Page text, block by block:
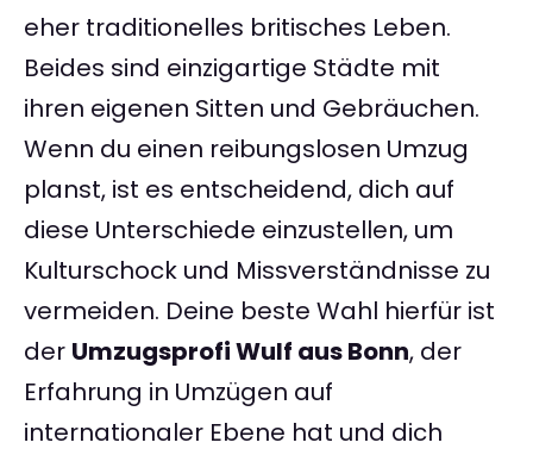
eher traditionelles britisches Leben.
Beides sind einzigartige Städte mit
ihren eigenen Sitten und Gebräuchen.
Wenn du einen reibungslosen Umzug
planst, ist es entscheidend, dich auf
diese Unterschiede einzustellen, um
Kulturschock und Missverständnisse zu
vermeiden. Deine beste Wahl hierfür ist
der Umzugsprofi Wulf aus Bonn, der
Erfahrung in Umzügen auf
internationaler Ebene hat und dich